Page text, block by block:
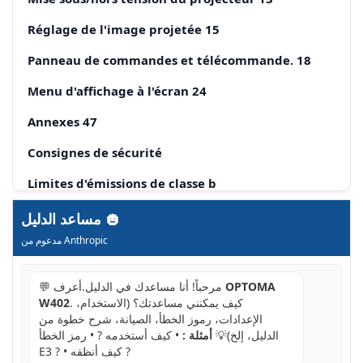
Réglage de l'image projetée 15
Panneau de commandes et télécommande. 18
Menu d'affichage à l'écran 24
Annexes 47
Consignes de sécurité
Limites d'émissions de classe b
Consignes de sécurité importantes
Mises en garde
Avertissement de sécurité pour les yeux
Caractéristiques du produit
Contenu du paquet
مدعوم من Anthropic
💬 مرحباً! أنا مساعدك في الدليل.أعرف OPTOMA
W402. كيف يمكنني مساعدتك؟ (الاستخدام،
الإعدادات، رموز الخطأ، الصيانة، شرح خطوة من
الدليل، إلخ)💡 أمثلة : • كيف أستخدمه ? • رمز الخطأ
E3 ? • كيف أنظفه ?